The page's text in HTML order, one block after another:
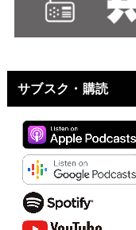
サブスク・購読